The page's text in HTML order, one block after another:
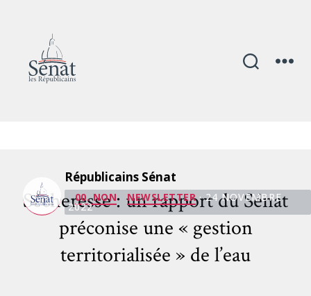
Mois :
Catégories
Républicains Sénat
00. NON NEWSLETTER· 24 NOVEMBRE
2022
Sécheresse : un rapport du Sénat
préconise une « gestion
territorialisée » de l’eau